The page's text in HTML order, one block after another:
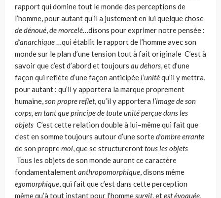
rapport qui domine tout le monde des perceptions de
l’homme, pour autant qu’il a juste­ment en lui quelque chose
de dénoué,de morcelé…disons pour exprimer notre pensée :
d’anarchique…qui établit le rapport de l’homme avec son
monde sur le plan d’une tension tout à fait originale C’est à
savoir que c’est d’abord et tou­jours au dehors, et d’une
façon qui reflète d’une façon anticipéel’unitéqu’il y mettra,
pour autant : qu’il y apportera la marque proprement
humaine,son propre reflet, qu’il y apportera l’image de son
corps, en tant que principe de toute unité perçue dans les
objets C’est cette relation double à lui–même qui fait que
c’est en somme toujours autour d’une sorted’ombre errante
de son propremoi, que se structureronttous les objets
Tous les objets de son monde auront ce caractère
fondamentalementanthropomorphique, disons même
egomorphique, qui fait que c’est dans cette perception
même qu’à tout instant pour l’hommesurgit, etest évoquée,